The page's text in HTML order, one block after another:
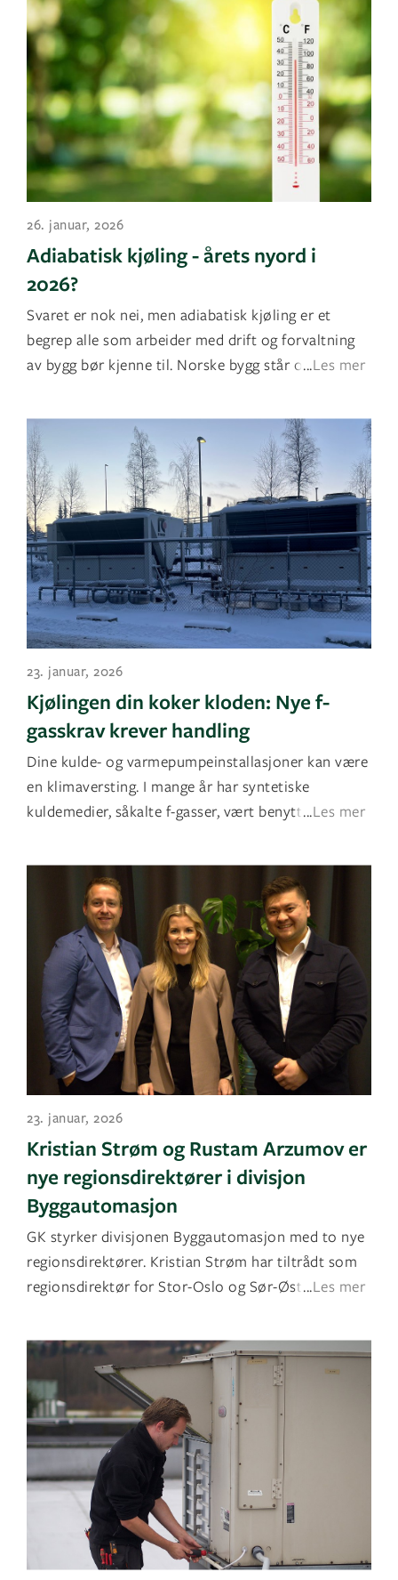
26. januar, 2026
Adiabatisk kjøling - årets nyord i
2026?
Svaret er nok nei, men adiabatisk kjøling er et
begrep alle som arbeider med drift og forvaltning
av bygg bør kjenne til. Norske bygg står overfor e
...Les mer
23. januar, 2026
Kjølingen din koker kloden: Nye f-
gasskrav krever handling
Dine kulde- og varmepumpeinstallasjoner kan være
en klimaversting. I mange år har syntetiske
kuldemedier, såkalte f-gasser, vært benyttet
...Les mer
23. januar, 2026
Kristian Strøm og Rustam Arzumov er
nye regionsdirektører i divisjon
Byggautomasjon
GK styrker divisjonen Byggautomasjon med to nye
regionsdirektører. Kristian Strøm har tiltrådt som
regionsdirektør for Stor-Oslo og Sør-Øst, men
...Les mer